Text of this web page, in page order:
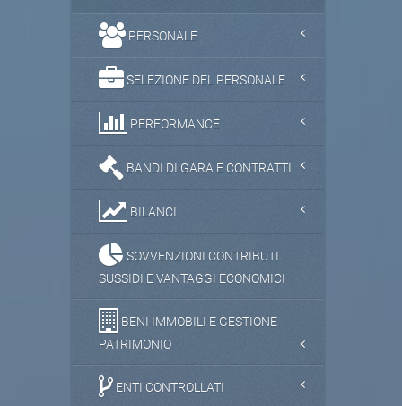
PERSONALE
SELEZIONE DEL PERSONALE
PERFORMANCE
BANDI DI GARA E CONTRATTI
BILANCI
SOVVENZIONI CONTRIBUTI
SUSSIDI E VANTAGGI ECONOMICI
BENI IMMOBILI E GESTIONE
PATRIMONIO
ENTI CONTROLLATI